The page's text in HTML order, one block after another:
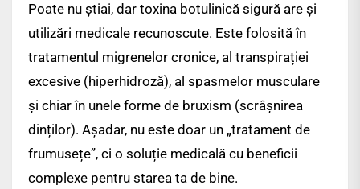
Poate nu știai, dar toxina botulinică sigură are și
utilizări medicale recunoscute. Este folosită în
tratamentul migrenelor cronice, al transpirației
excesive (hiperhidroză), al spasmelor musculare
și chiar în unele forme de bruxism (scrâșnirea
dinților). Așadar, nu este doar un „tratament de
frumusețe”, ci o soluție medicală cu beneficii
complexe pentru starea ta de bine.